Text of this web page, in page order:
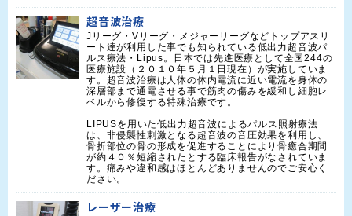
超音波治療
Jリーグ・Vリーグ・メジャーリーグなどトップアスリ
ート達が利用した事でも知られている低出力超音波パ
ルス療法・Lipus。日本では先進医療として全国244の
医療施設（２０１０年５月１日現在）が実施していま
す。超音波治療は人体の体内電流に近い電流を身体の
深層部まで通電させる事で筋肉の傷みを緩和し細胞レ
ベルから修復する特殊治療です。
LIPUSを用いた低出力超音波によるパルス照射療法
は、非侵襲性刺激となる超音波の音圧効果を利用し、
骨折部位の骨の形成を促進することにより骨癒合期間
が約４０％短縮されたとする臨床報告がなされていま
す。痛みや違和感はほとんどありませんのでご安心く
ださい。
レーザー治療